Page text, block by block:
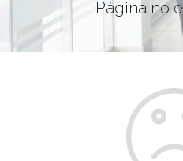
Página no